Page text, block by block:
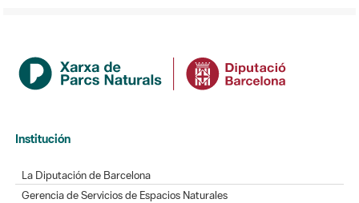
Institución
La Diputación de Barcelona
Gerencia de Servicios de Espacios Naturales